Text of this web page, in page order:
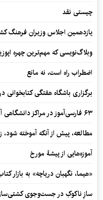
چیستی نقد
یازدهمین اجلاس وزیران فرهنگ
وبلاگ‌نویسی که مهم‌ترین چهره
اضطراب راه است، نه مانع
برگزاری باشگاه هفتگی
۶۳ فارسی‌آموز در مراکز دانشگاهی آلماتی
مطالعه، پیش از آنکه آموخته
آموزه‌هایی از پیشۀ مورخ
«هیما، نگهبان دریاچه» به بازار
سازِ ناکوکِ در جست‌وجوی